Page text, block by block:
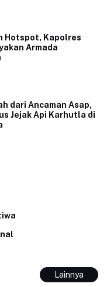
Hotspot, Kapolres
Armada
dari Ancaman Asap,
Jejak Api Karhutla di
Lainnya